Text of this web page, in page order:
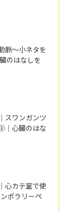
脈～小ネタを
のはなしを
スワンガンツ
｜心臓のはな
心カテ室で使
ポラリーペ